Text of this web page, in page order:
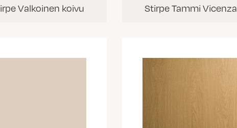
Valkoinen koivu Stirpe Tammi Vicenza